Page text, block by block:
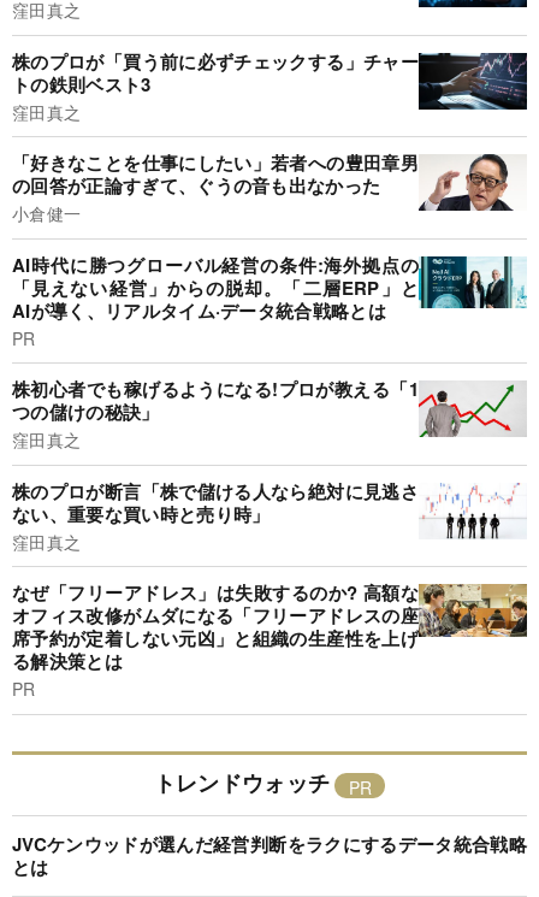
窪田真之
株のプロが「買う前に必ずチェックする」チャー
トの鉄則ベスト3
窪田真之
「好きなことを仕事にしたい」若者への豊田章男
の回答が正論すぎて、ぐうの音も出なかった
小倉健一
AI時代に勝つグローバル経営の条件:海外拠点の
「見えない経営」からの脱却。「二層ERP」と
AIが導く、リアルタイム·データ統合戦略とは
PR
株初心者でも稼げるようになる!プロが教える「1
つの儲けの秘訣」
窪田真之
株のプロが断言「株で儲ける人なら絶対に見逃さ
ない、重要な買い時と売り時」
窪田真之
なぜ「フリーアドレス」は失敗するのか? 高額な
オフィス改修がムダになる「フリーアドレスの座
席予約が定着しない元凶」と組織の生産性を上げ
る解決策とは
PR
トレンドウォッチ
JVCケンウッドが選んだ経営判断をラクにするデータ統合戦略
とは